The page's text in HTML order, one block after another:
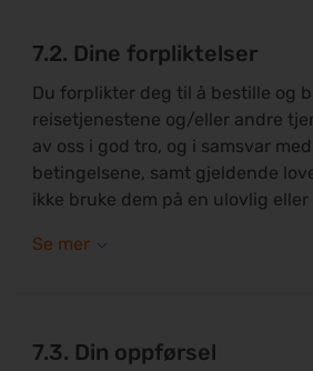
7.2. Dine forpliktelser
Du forplikter deg til å bestille og
reisetjenestene og/eller andre
av oss i god tro, og i samsvar
betingelsene, samt gjeldende
ikke bruke dem på en ulovlig
7.3. Din oppførsel